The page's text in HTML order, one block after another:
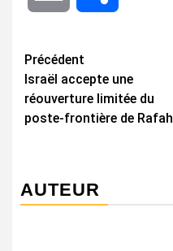
Navigation
d’article
Précédent
Israël accepte une
réouverture limitée du
poste-frontière de Rafah
AUTEUR